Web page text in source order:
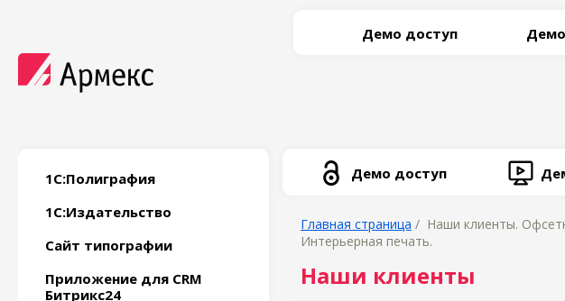
Демо доступ
1С:Полиграфия
1С:Издательство
Сайт типографии
Приложение для CRM
Битрикс24
Демо доступ
Главная страница / Наши клиенты.
Интерьерная печать.
Наши клиенты